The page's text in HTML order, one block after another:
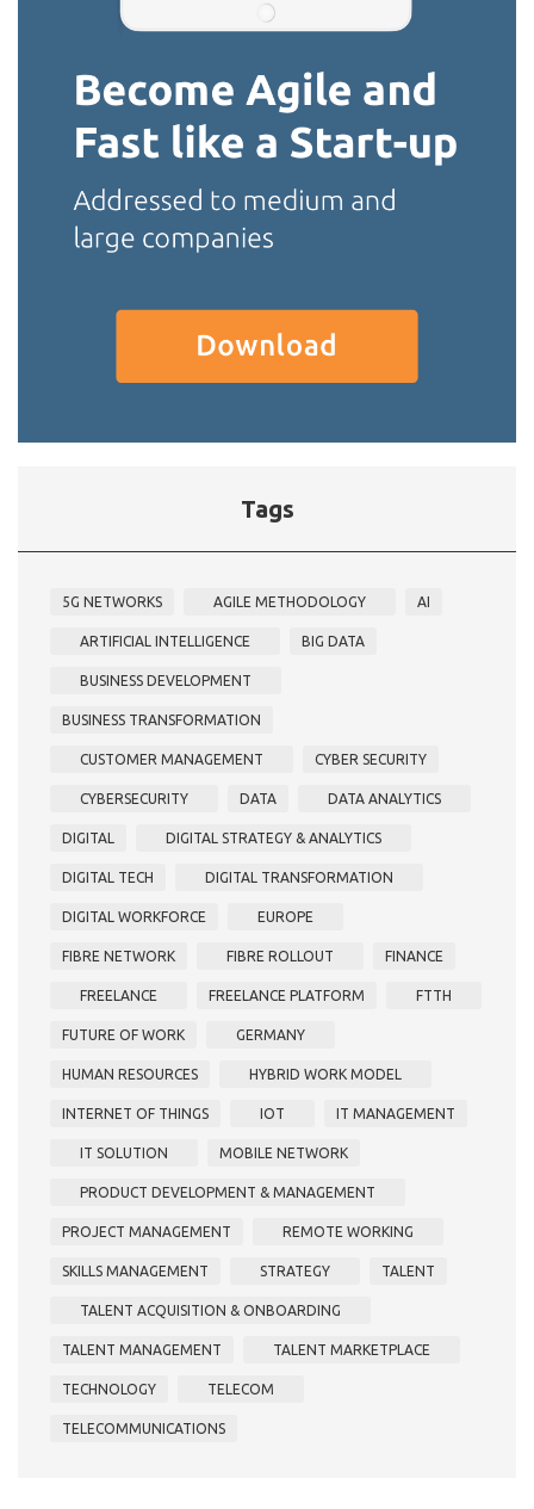
Tags
5G NETWORKS AGILE METHODOLOGY AI
ARTIFICIAL INTELLIGENCE BIG DATA
BUSINESS DEVELOPMENT
BUSINESS TRANSFORMATION
CUSTOMER MANAGEMENT CYBER SECURITY
CYBERSECURITY DATA DATA ANALYTICS
DIGITAL DIGITAL STRATEGY & ANALYTICS
DIGITAL TECH DIGITAL TRANSFORMATION
DIGITAL WORKFORCE EUROPE
FIBRE NETWORK FIBRE ROLLOUT FINANCE
FREELANCE FREELANCE PLATFORM FTTH
FUTURE OF WORK GERMANY
HUMAN RESOURCES HYBRID WORK MODEL
INTERNET OF THINGS IOT IT MANAGEMENT
IT SOLUTION MOBILE NETWORK
PRODUCT DEVELOPMENT & MANAGEMENT
PROJECT MANAGEMENT REMOTE WORKING
SKILLS MANAGEMENT STRATEGY TALENT
TALENT ACQUISITION & ONBOARDING
TALENT MANAGEMENT TALENT MARKETPLACE
TECHNOLOGY TELECOM
TELECOMMUNICATIONS